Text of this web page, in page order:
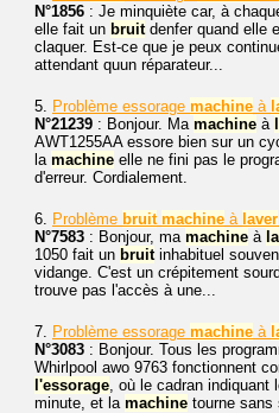
N°1856 : Je minquiète car, à
elle fait un bruitdenfer quand elle
claquer. Est-ce que je peux
attendant quun réparateur...
5. Problème essorage machine à
N°21239 : Bonjour. Ma machine à
AWT1255AA essore bien sur un
la machine elle ne fini pas le
d'erreur. Cordialement.
6. Problème bruit machine à laver
N°7583 : Bonjour, ma machine à
1050 fait un bruitinhabituel
vidange. C'est un crépitement
trouve pas l'accès à une...
7. Problème essorage machine à
N°3083 : Bonjour. Tous les
Whirlpool awo 9763 fonctionnent
l'essorage, où le cadran indiquant
minute, et la machine tourne sans